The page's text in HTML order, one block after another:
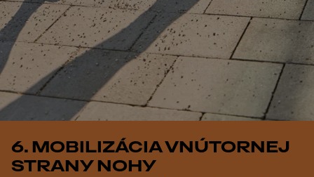
6. MOBILIZÁCIA VNÚTORNEJ
STRANY NOHY